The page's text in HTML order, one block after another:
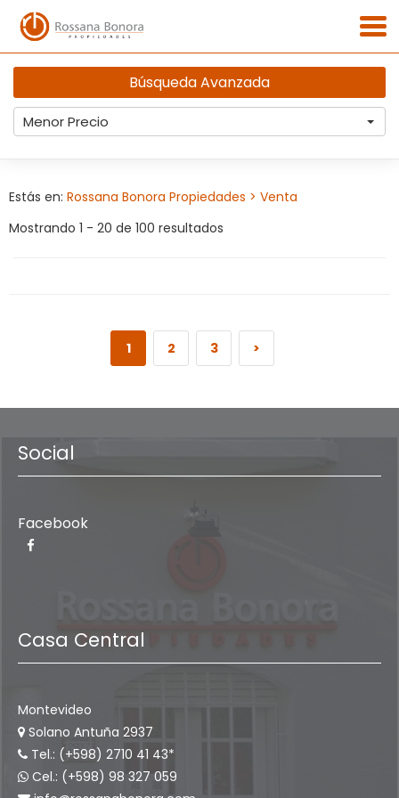
Búsqueda Avanzada
Menor Precio
Estás en: Rossana Bonora Propiedades > Venta
Mostrando 1 - 20 de 100 resultados
1 2 3 >
Social
Facebook
Casa Central
Montevideo
Solano Antuña 2937
Tel.: (+598) 2710 41 43*
Cel.: (+598) 98 327 059